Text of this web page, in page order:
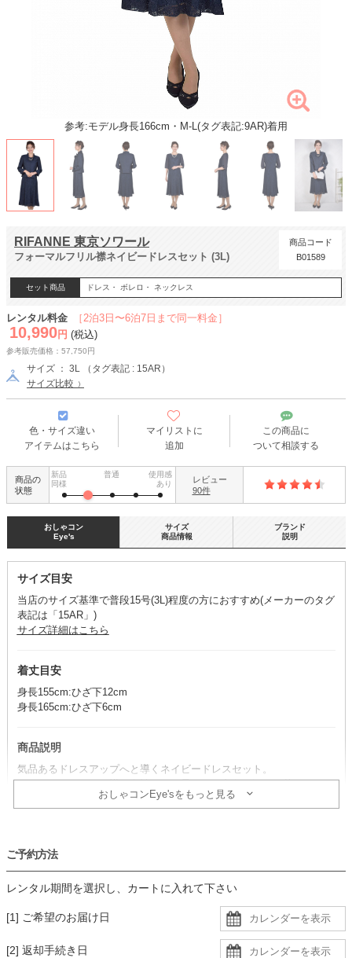
参考:モデル身長166cm・M-L(タグ表記:9AR)着用
RIFANNE 東京ソワール
フォーマルフリル襟ネイビードレスセット (3L)
商品コード
B01589
セット商品 ドレス・ ボレロ・ ネックレス
［2泊3日〜6泊7日まで同一料金］
レンタル料金
10,990 円 (税込)
参考販売価格：57,750円
サイズ ： 3L （タグ表記 : 15AR）
サイズ比較
色・サイズ違い
アイテムはこちら
マイリストに
追加
この商品に
ついて相談する
商品の
状態
新品
同様
普通
使用感
あり
レビュー
90件
おしゃコン
Eye's
サイズ目安
当店のサイズ基準で普段15号(3L)程度の方におすすめ(メーカーのタグ
表記は「15AR」)
サイズ詳細はこちら
着丈目安
身長155cm:ひざ下12cm
身長165cm:ひざ下6cm
商品説明
気品あるドレスアップへと導くネイビードレスセット。
ジャケットのフリル襟が女性らしい柔らかな印象を添え、華やかさと
上品さを両立させます。おしゃコンEye'sをもっと見る
コーデのポイント
小物はシルバー系を合わせると、上品で洗練されたドレスアップの完
柔らかい印象に仕上げたい時は、ベージュ系もぴったりです。
す。
サイズ
商品情報
ブランド
説明
ご予約方法
レンタル期間を選択し、カートに入れて下さい
[1] ご希望のお届け日
[2] 返却手続き日